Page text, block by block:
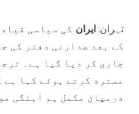
تہران: ایران کی سیاسی
کے بعد صدارتی دفتر کی
جاری کر دیا گیا ہے۔
مسترد کرتے ہوئے کہا
درمیان مکمل ہم آہنگی